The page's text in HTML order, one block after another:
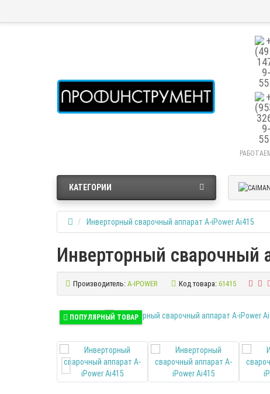
КАТЕГОРИИ
Инверторный сварочный аппарат A-iPower Ai415
Инверторный сварочный
Производитель: A-IPOWER Код товара: 61415
ПОПУЛЯРНЫЙ ТОВАР